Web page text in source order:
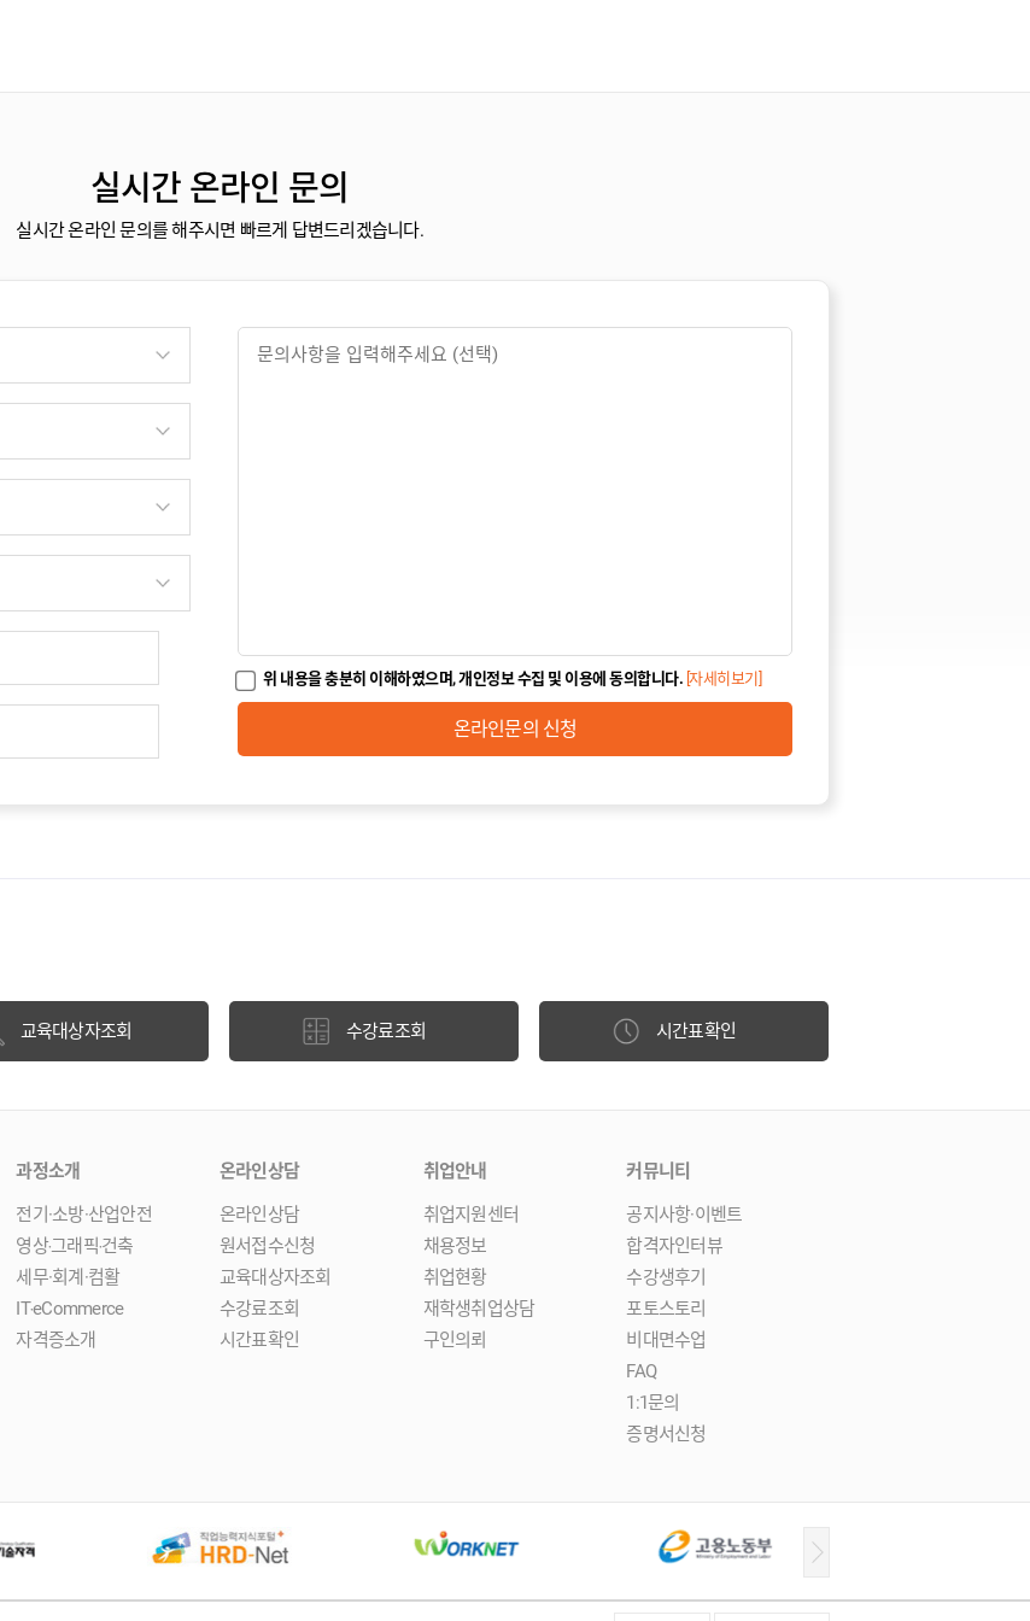
실시간 온라인 문의
실시간 온라인 문의를 해주시면 빠르게 답변드리겠습니다.
위 내용을 충분히 이해하였으며, 개인정보 수집 및 이용에 동의합니다. [자세히보기]
온라인문의 신청
교육대상자조회 수강료조회 시간표확인
과정소개
전기·소방·산업안전
영상‧그래픽‧건축
세무·회계·컴활
IT‧eCommerce
자격증소개
온라인상담
온라인상담
원서접수신청
교육대상자조회
수강료조회
시간표확인
취업안내
취업지원센터
채용정보
취업현황
재학생취업상담
구인의뢰
커뮤니티
공지사항·이벤트
합격자인터뷰
수강생후기
포토스토리
비대면수업
FAQ
1:1문의
증명서신청